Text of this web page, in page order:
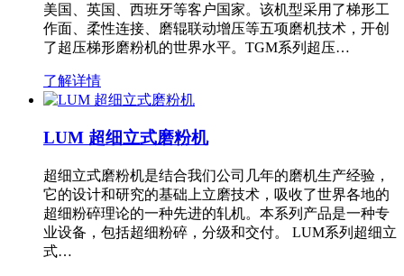
美国、英国、西班牙等客户国家。该机型采用了梯形工
作面、柔性连接、磨辊联动增压等五项磨机技术，开创
了超压梯形磨粉机的世界水平。TGM系列超压…
了解详情
LUM 超细立式磨粉机
超细立式磨粉机是结合我们公司几年的磨机生产经验，
它的设计和研究的基础上立磨技术，吸收了世界各地的
超细粉碎理论的一种先进的轧机。本系列产品是一种专
业设备，包括超细粉碎，分级和交付。 LUM系列超细立
式…